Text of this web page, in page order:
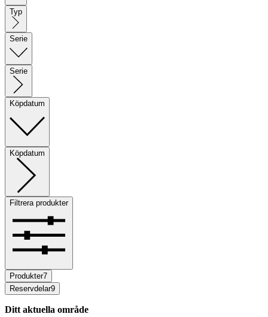
Typ
Serie
Serie
Köpdatum
Köpdatum
Filtrera produkter
Produkter7
Reservdelar9
Ditt aktuella område